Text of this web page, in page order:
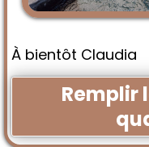
À bientôt Claudia
Remplir